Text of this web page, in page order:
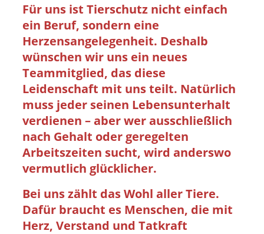
Für uns ist Tierschutz nicht einfach
ein Beruf, sondern eine
Herzensangelegenheit. Deshalb
wünschen wir uns ein neues
Teammitglied, das diese
Leidenschaft mit uns teilt. Natürlich
muss jeder seinen Lebensunterhalt
verdienen – aber wer ausschließlich
nach Gehalt oder geregelten
Arbeitszeiten sucht, wird anderswo
vermutlich glücklicher.
Bei uns zählt das Wohl aller Tiere.
Dafür braucht es Menschen, die mit
Herz, Verstand und Tatkraft